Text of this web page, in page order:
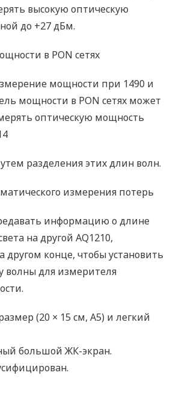
высокую оптическую
до +27 дБм.
в PON сетях
мощности при 1490 и
мощности в PON сетях может
оптическую мощность
разделения этих длин волн.
измерения потерь
информацию о длине
на другой AQ1210,
конце, чтобы установить
волны для измерителя
(20 × 15 см, А5) и легкий
большой ЖК-экран.